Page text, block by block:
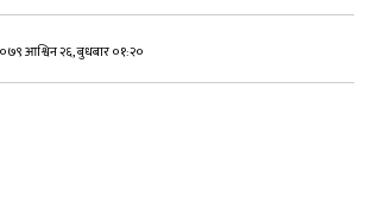
आश्विन २६, बुधबार ०१:२०